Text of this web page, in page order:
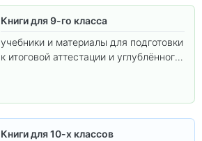
Книги для 9-го класса
учебники и материалы для подготовки
к итоговой аттестации и углублённого
Книги для 10-х классов